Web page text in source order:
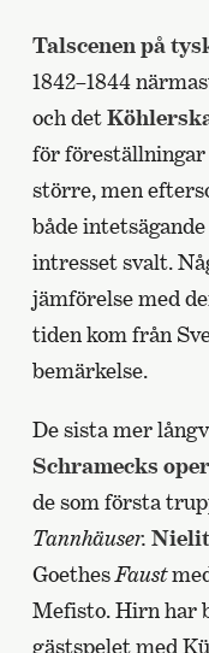
Talscenen på
1842–1844
och det
för föreställningar
större, men
både
intresset svalt.
jämförelse med
tiden kom från
bemärkelse.
De sista mer
Schramecks
de som första
Tannhäuser.
Goethes Faust
Mefisto. Hirn har
gästspelet med